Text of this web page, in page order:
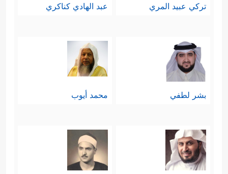
تركي عبيد المري عبد الهادي كناكري
بشر لطفي محمد أيوب